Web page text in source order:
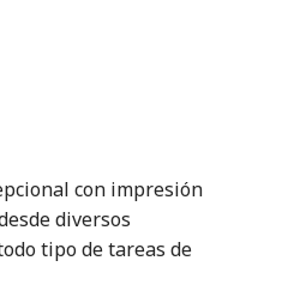
con impresión
diversos
tipo de tareas de